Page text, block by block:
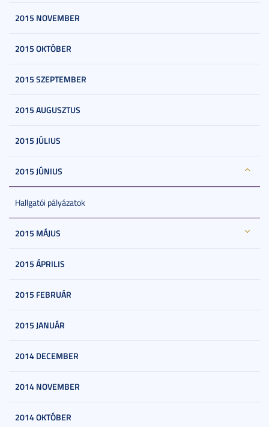
2015 NOVEMBER
2015 OKTÓBER
2015 SZEPTEMBER
2015 AUGUSZTUS
2015 JÚLIUS
2015 JÚNIUS
Hallgatói pályázatok
2015 MÁJUS
2015 ÁPRILIS
2015 FEBRUÁR
2015 JANUÁR
2014 DECEMBER
2014 NOVEMBER
2014 OKTÓBER